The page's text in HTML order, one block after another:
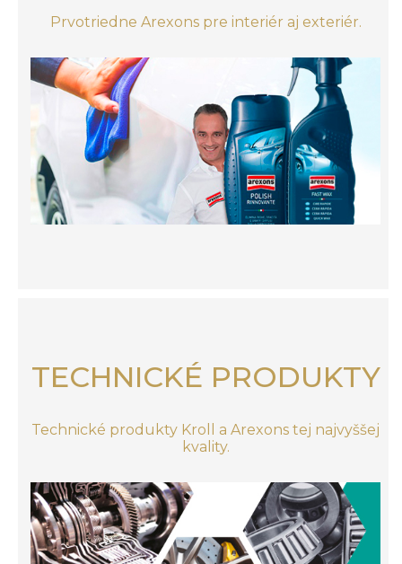
Prvotriedne Arexons pre interiér aj exteriér.
TECHNICKÉ PRODUKTY
Technické produkty Kroll a Arexons tej najvyššej
kvality.